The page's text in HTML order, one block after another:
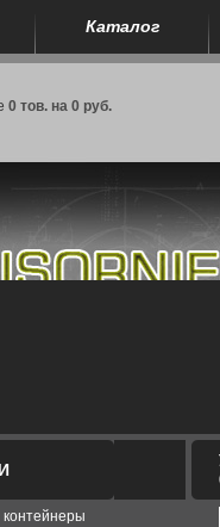
Каталог
0 тов. на 0 руб.